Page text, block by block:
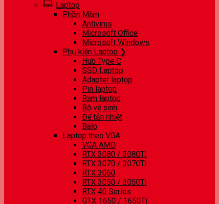
Laptop
Phần Mềm
Antivirus
Microsoft Office
Microsoft Windows
Phụ kiện Laptop ❯
Hub Type C
SSD Laptop
Adapter laptop
Pin laptop
Ram laptop
Bộ vệ sinh
Đế tản nhiệt
Balo
Laptop theo VGA
VGA AMD
RTX 3080 / 3080Ti
RTX 3070 / 3070Ti
RTX 3060
RTX 3050 / 3050Ti
RTX 40 Series
GTX 1650 / 1650Ti